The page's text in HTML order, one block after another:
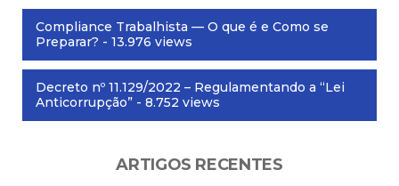
Compliance Trabalhista — O que é e Como se
Preparar? - 13.976 views
Decreto nº 11.129/2022 – Regulamentando a “Lei
Anticorrupção” - 8.752 views
ARTIGOS RECENTES